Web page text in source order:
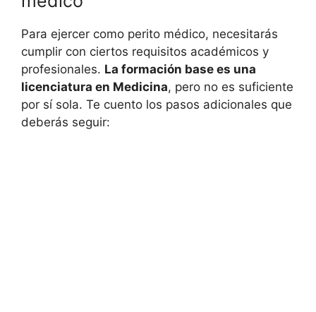
Para ejercer como perito médico, necesitarás
cumplir con ciertos requisitos académicos y
profesionales. La formación base es una
licenciatura en Medicina, pero no es suficiente
por sí sola. Te cuento los pasos adicionales que
deberás seguir: